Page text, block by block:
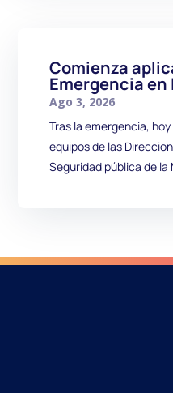
Comienza
Emergencia en
Ago 3, 2026
Tras la emergencia,
equipos de las
Seguridad pública de la